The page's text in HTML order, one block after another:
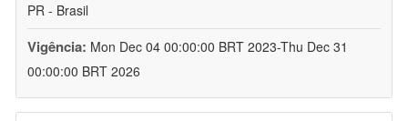
PR - Brasil
Vigência: Mon Dec 04 00:00:00 BRT 2023-Thu Dec 31
00:00:00 BRT 2026